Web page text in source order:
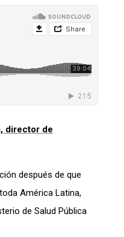
director de
después de que
América Latina,
de Salud Pública